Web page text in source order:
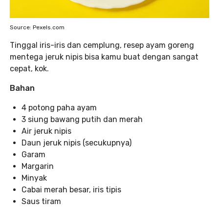
Source: Pexels.com
Tinggal iris-iris dan cemplung, resep ayam goreng
mentega jeruk nipis bisa kamu buat dengan sangat
cepat, kok.
Bahan
4 potong paha ayam
3 siung bawang putih dan merah
Air jeruk nipis
Daun jeruk nipis (secukupnya)
Garam
Margarin
Minyak
Cabai merah besar, iris tipis
Saus tiram